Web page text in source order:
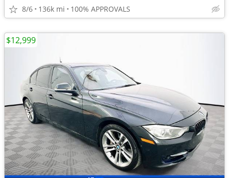
8/6 136k mi 100% APPROVALS
$12,999